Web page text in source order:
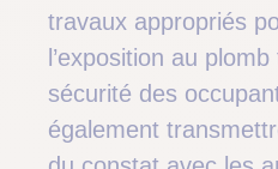
travaux appropriés
l’exposition au
sécurité des
également